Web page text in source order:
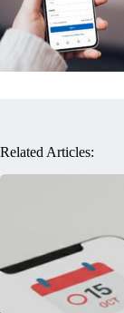
Related Articles: